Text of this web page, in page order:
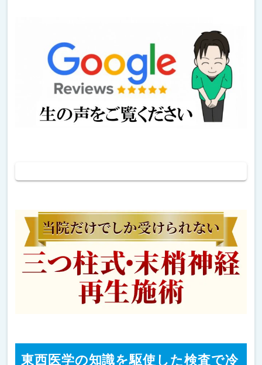
東西医学の知識を駆使した検査で冷